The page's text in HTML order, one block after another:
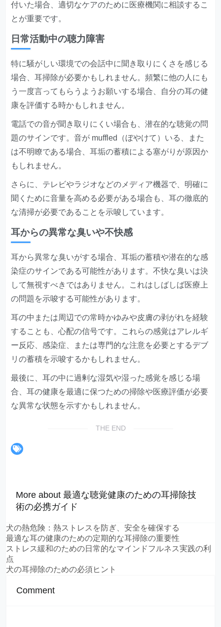
付いた場合、適切なケアのために医療機関に相談するこ
とが重要です。
日常活動中の聴力障害
特に騒がしい環境での会話中に聞き取りにくさを感じる
場合、耳掃除が必要かもしれません。頻繁に他の人にも
う一度言ってもらうようお願いする場合、自分の耳の健
康を評価する時かもしれません。
電話での音が聞き取りにくい場合も、潜在的な聴覚の問
題のサインです。音が muffled（ぼやけて）いる、また
は不明瞭である場合、耳垢の蓄積による塞がりが原因か
もしれません。
さらに、テレビやラジオなどのメディア機器で、明確に
聞くために音量を高める必要がある場合も、耳の徹底的
な清掃が必要であることを示唆しています。
耳からの異常な臭いや不快感
耳から異常な臭いがする場合、耳垢の蓄積や潜在的な感
染症のサインである可能性があります。不快な臭いは決
して無視すべきではありません。これはしばしば医療上
の問題を示唆する可能性があります。
耳の中または周辺での常時かゆみや皮膚の剥がれを経験
することも、心配の信号です。これらの感覚はアレルギ
ー反応、感染症、または専門的な注意を必要とするデブ
リの蓄積を示唆するかもしれません。
最後に、耳の中に過剰な湿気や湿った感覚を感じる場
合、耳の健康を最適に保つための掃除や医療評価が必要
な異常な状態を示すかもしれません。
THE END
More about 最適な聴覚健康のための耳掃除技
術の必携ガイド
犬の熱危険：熱ストレスを防ぎ、安全を確保する
最適な耳の健康のための定期的な耳掃除の重要性
ストレス緩和のための日常的なマインドフルネス実践の利
点
犬の耳掃除のための必須ヒント
Comment